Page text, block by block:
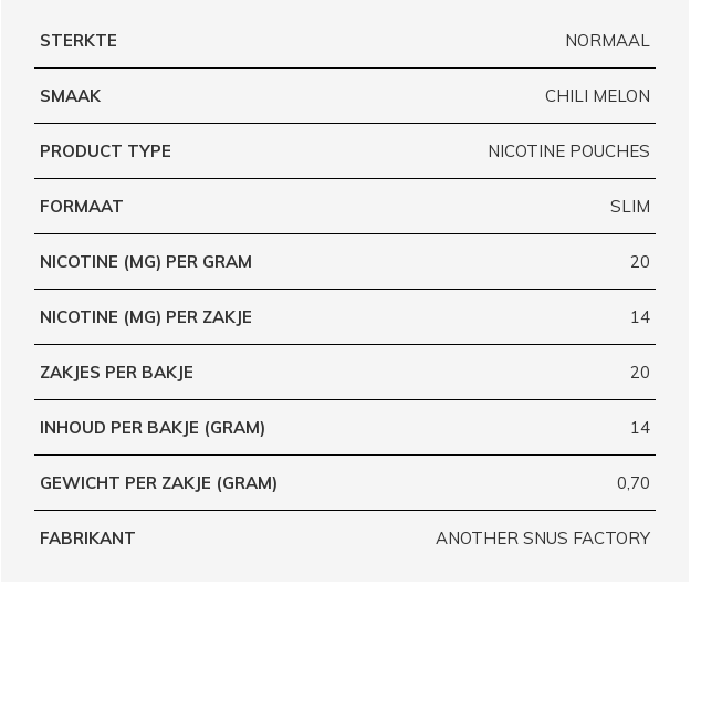
STERKTE NORMAAL
SMAAK CHILI MELON
PRODUCT TYPE NICOTINE POUCHES
FORMAAT SLIM
NICOTINE (MG) PER GRAM 20
NICOTINE (MG) PER ZAKJE 14
ZAKJES PER BAKJE 20
INHOUD PER BAKJE (GRAM) 14
GEWICHT PER ZAKJE (GRAM) 0,70
FABRIKANT ANOTHER SNUS FACTORY